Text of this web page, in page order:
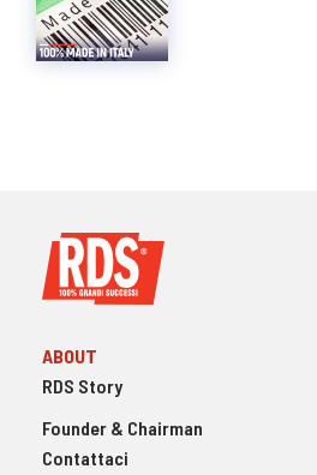
ABOUT
RDS Story
Founder & Chairman
Contattaci